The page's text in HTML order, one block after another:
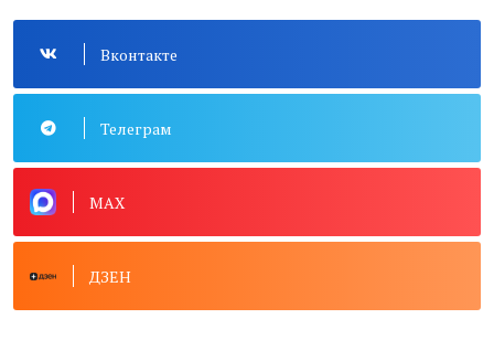
Вконтакте
Телеграм
MAX
ДЗЕН